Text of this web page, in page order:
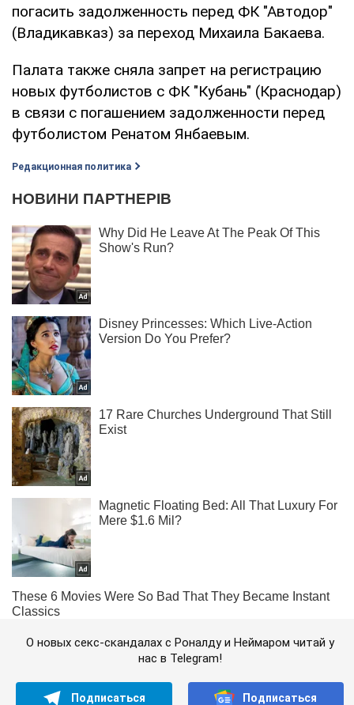
погасить задолженность перед ФК "Автодор"
(Владикавказ) за переход Михаила Бакаева.
Палата также сняла запрет на регистрацию
новых футболистов с ФК "Кубань" (Краснодар)
в связи с погашением задолженности перед
футболистом Ренатом Янбаевым.
Редакционная политика
О новых секс-скандалах с Роналду и Неймаром читай у
нас в Telegram!
Подписаться Подписаться